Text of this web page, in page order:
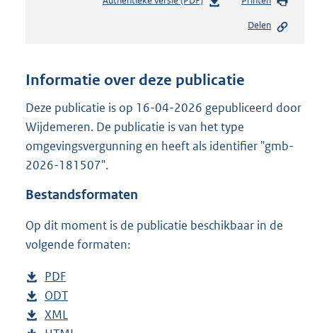
n
s
r
o
:
Delen
Informatie over deze publicatie
Deze publicatie is op 16-04-2026 gepubliceerd door
Wijdemeren. De publicatie is van het type
omgevingsvergunning en heeft als identifier "gmb-
2026-181507".
Bestandsformaten
Op dit moment is de publicatie beschikbaar in de
volgende formaten:
D
o
w
PDF
e
s
D
o
ODT
D
XML